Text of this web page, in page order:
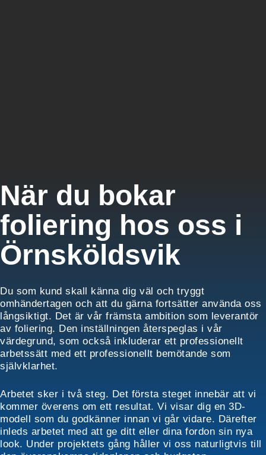
När du bokar
foliering hos oss i
Örnsköldsvik
Du som kund skall känna dig väl och tryggt
omhändertagen och att du gärna fortsätter använda oss
långsiktigt. Det är vår främsta ambition som leverantör
av foliering. Den inställningen återspeglas i vår
värdegrund, som också inkluderar ett professionellt
arbetssätt med ett professionellt bemötande som
självklarhet.
Arbetet sker i två steg. Det första steget innebär att vi
kommer överens om ett resultat. Vi visar dig en 3D-
modell som du godkänner innan vi går vidare. Därefter
inleds arbetet med att ge ditt eller dina fordon sin nya
look. Under projektets gång håller vi oss naturligtvis till